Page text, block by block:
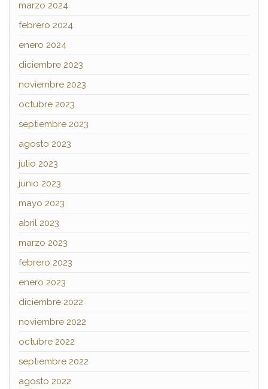
marzo 2024
febrero 2024
enero 2024
diciembre 2023
noviembre 2023
octubre 2023
septiembre 2023
agosto 2023
julio 2023
junio 2023
mayo 2023
abril 2023
marzo 2023
febrero 2023
enero 2023
diciembre 2022
noviembre 2022
octubre 2022
septiembre 2022
agosto 2022